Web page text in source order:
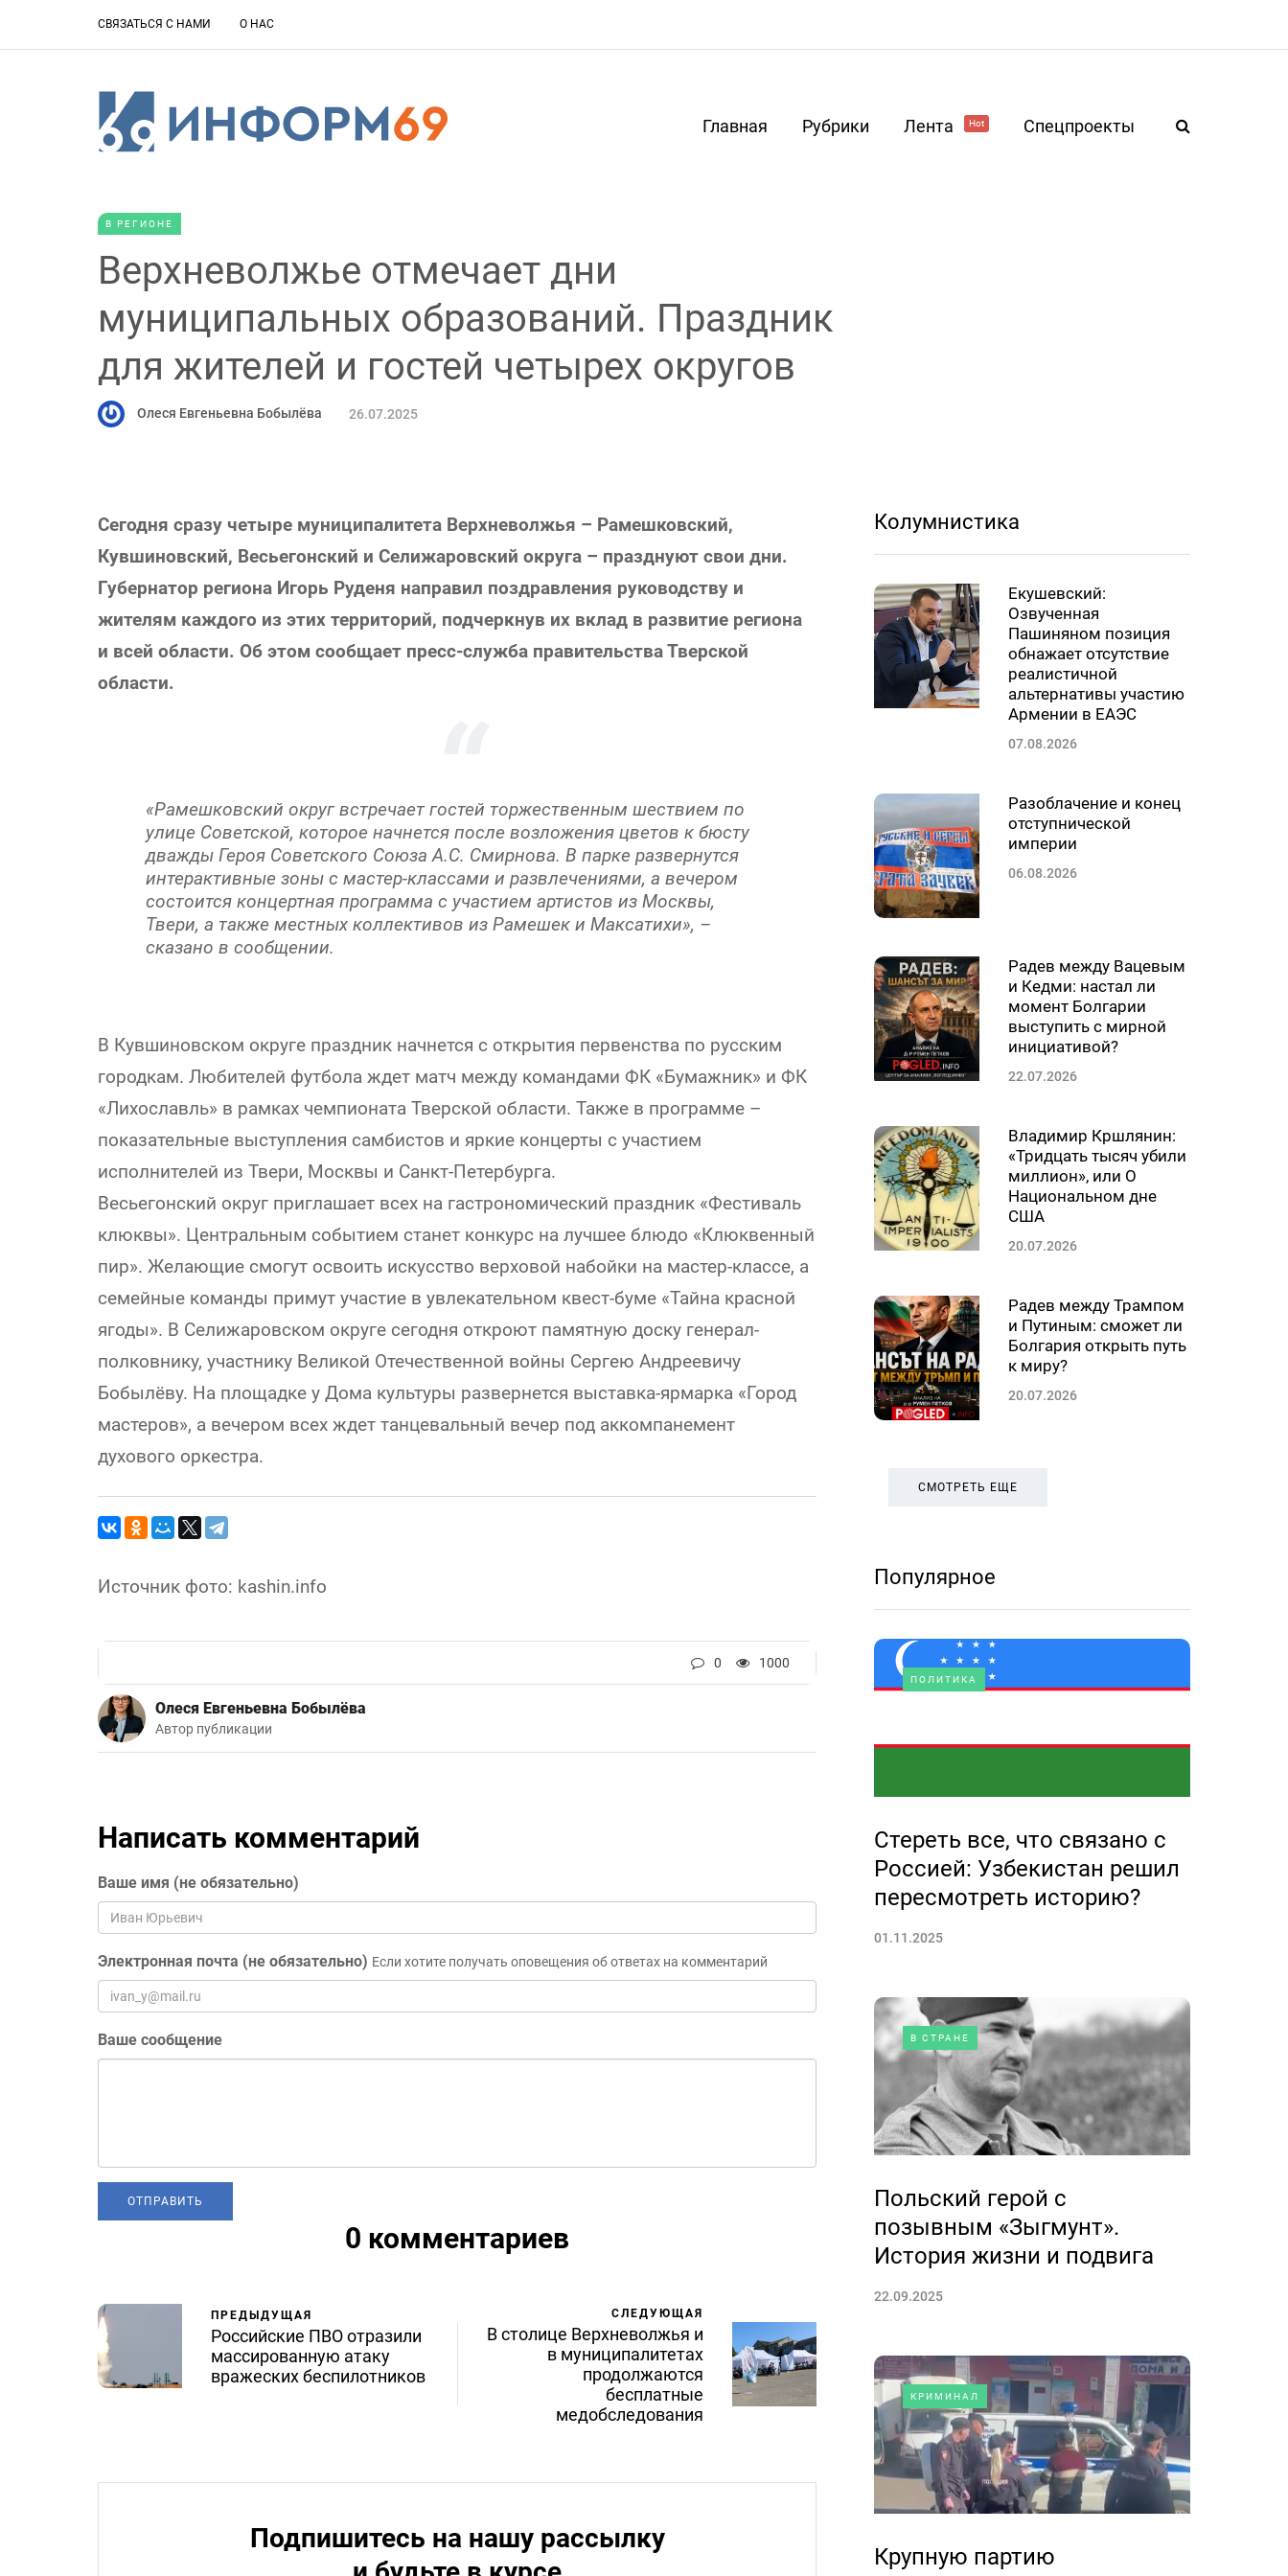
СВЯЗАТЬСЯ С НАМИ О НАС
Главная Рубрики Лента Hot Спецпроекты
В РЕГИОНЕ
Верхневолжье отмечает дни
муниципальных образований. Праздник
для жителей и гостей четырех округов
Олеся Евгеньевна Бобылёва 26.07.2025
Сегодня сразу четыре муниципалитета Верхневолжья – Рамешковский,
Кувшиновский, Весьегонский и Селижаровский округа – празднуют свои дни.
Губернатор региона Игорь Руденя направил поздравления руководству и
жителям каждого из этих территорий, подчеркнув их вклад в развитие региона
и всей области. Об этом сообщает пресс-служба правительства Тверской
области.
«Рамешковский округ встречает гостей торжественным шествием по
улице Советской, которое начнется после возложения цветов к бюсту
дважды Героя Советского Союза А.С. Смирнова. В парке развернутся
интерактивные зоны с мастер-классами и развлечениями, а вечером
состоится концертная программа с участием артистов из Москвы,
Твери, а также местных коллективов из Рамешек и Максатихи», –
сказано в сообщении.
В Кувшиновском округе праздник начнется с открытия первенства по русским
городкам. Любителей футбола ждет матч между командами ФК «Бумажник» и ФК
«Лихославль» в рамках чемпионата Тверской области. Также в программе –
показательные выступления самбистов и яркие концерты с участием
исполнителей из Твери, Москвы и Санкт-Петербурга.
Весьегонский округ приглашает всех на гастрономический праздник «Фестиваль
клюквы». Центральным событием станет конкурс на лучшее блюдо «Клюквенный
пир». Желающие смогут освоить искусство верховой набойки на мастер-классе, а
семейные команды примут участие в увлекательном квест-буме «Тайна красной
ягоды». В Селижаровском округе сегодня откроют памятную доску генерал-
полковнику, участнику Великой Отечественной войны Сергею Андреевичу
Бобылёву. На площадке у Дома культуры развернется выставка-ярмарка «Город
мастеров», а вечером всех ждет танцевальный вечер под аккомпанемент
духового оркестра.
Источник фото: kashin.info
0 1000
Олеся Евгеньевна Бобылёва
Автор публикации
Написать комментарий
Ваше имя (не обязательно)
Электронная почта (не обязательно) Если хотите получать оповещения об ответах на комментарий
Ваше сообщение
0 комментариев
ПРЕДЫДУЩАЯ
Российские ПВО отразили
массированную атаку
вражеских беспилотников
СЛЕДУЮЩАЯ
В столице Верхневолжья и
в муниципалитетах
продолжаются
бесплатные
медобследования
Подпишитесь на нашу рассылку
Колумнистика
Екушевский:
Озвученная
Пашиняном позиция
обнажает отсутствие
реалистичной
альтернативы участию
Армении в ЕАЭС
07.08.2026
Разоблачение и конец
отступнической
империи
06.08.2026
Радев между Вацевым
и Кедми: настал ли
момент Болгарии
выступить с мирной
инициативой?
22.07.2026
Владимир Кршлянин:
«Тридцать тысяч убили
миллион», или О
Национальном дне
США
20.07.2026
Радев между Трампом
и Путиным: сможет ли
Болгария открыть путь
к миру?
20.07.2026
СМОТРЕТЬ ЕЩЕ
Популярное
ПОЛИТИКА
Стереть все, что связано с
Россией: Узбекистан решил
пересмотреть историю?
01.11.2025
В СТРАНЕ
Польский герой с
позывным «Зыгмунт».
История жизни и подвига
22.09.2025
КРИМИНАЛ
Крупную партию